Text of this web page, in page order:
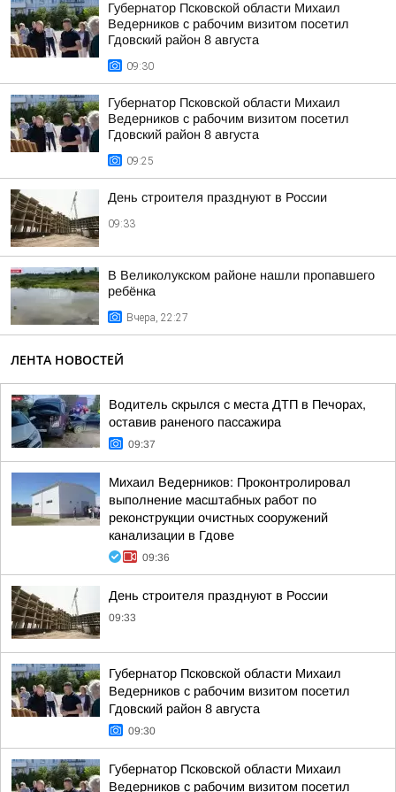
Губернатор Псковской области Михаил
Ведерников с рабочим визитом посетил
Гдовский район 8 августа
09:30
Губернатор Псковской области Михаил
Ведерников с рабочим визитом посетил
Гдовский район 8 августа
09:25
День строителя празднуют в России
09:33
В Великолукском районе нашли пропавшего
ребёнка
Вчера, 22:27
ЛЕНТА НОВОСТЕЙ
Водитель скрылся с места ДТП в Печорах,
оставив раненого пассажира
09:37
Михаил Ведерников: Проконтролировал
выполнение масштабных работ по
реконструкции очистных сооружений
канализации в Гдове
09:36
День строителя празднуют в России
09:33
Губернатор Псковской области Михаил
Ведерников с рабочим визитом посетил
Гдовский район 8 августа
09:30
Губернатор Псковской области Михаил
Ведерников с рабочим визитом посетил